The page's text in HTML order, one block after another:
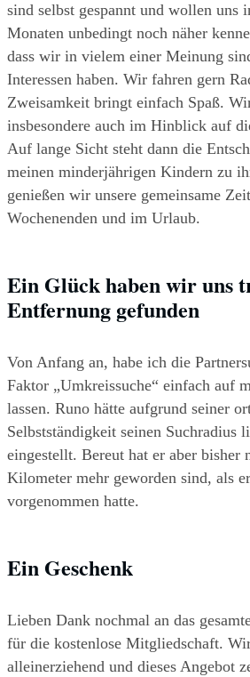
sind selbst gespannt und wollen uns
Monaten unbedingt noch näher
dass wir in vielem einer Meinung
Interessen haben. Wir fahren gern
Zweisamkeit bringt einfach Spaß.
insbesondere auch im Hinblick auf
Auf lange Sicht steht dann die
meinen minderjährigen Kindern zu
genießen wir unsere gemeinsame
Wochenenden und im Urlaub.
Ein Glück haben wir uns
Entfernung gefunden
Von Anfang an, habe ich die
Faktor „Umkreissuche“ einfach auf
lassen. Runo hätte aufgrund seiner
Selbstständigkeit seinen Suchradius
eingestellt. Bereut hat er aber bisher
Kilometer mehr geworden sind, als
vorgenommen hatte.
Ein Geschenk
Lieben Dank nochmal an das
für die kostenlose Mitgliedschaft.
alleinerziehend und dieses Angebot